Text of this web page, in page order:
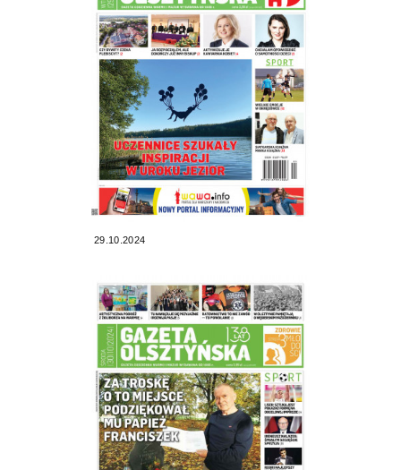
29.10.2024